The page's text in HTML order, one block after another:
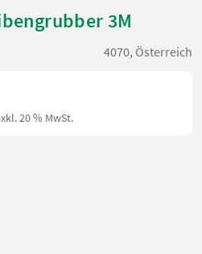
3M
4070, Österreich
20 % MwSt.